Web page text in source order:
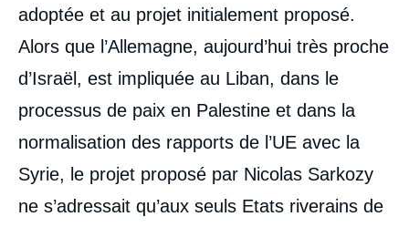
adoptée et au projet initialement proposé.
Alors que l’Allemagne, aujourd’hui très proche
d’Israël, est impliquée au Liban, dans le
processus de paix en Palestine et dans la
normalisation des rapports de l’UE avec la
Syrie, le projet proposé par Nicolas Sarkozy
ne s’adressait qu’aux seuls Etats riverains de
dans la tourmente ? », Éditoriaux, Mardis de
l'ifri, Ifri, 16 septembre 2008.
Copier